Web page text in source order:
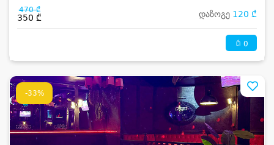
470 ₾
350 ₾ დაზოგე 120 ₾
0
-33%